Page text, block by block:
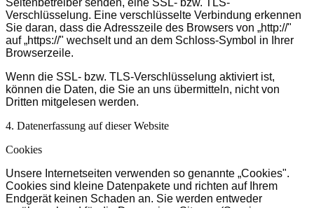
Verschlüsselung. Eine verschlüsselte Verbindung erkennen
Sie daran, dass die Adresszeile des Browsers von „http://"
auf „https://" wechselt und an dem Schloss-Symbol in Ihrer
Browserzeile.
Wenn die SSL- bzw. TLS-Verschlüsselung aktiviert ist,
können die Daten, die Sie an uns übermitteln, nicht von
Dritten mitgelesen werden.
4. Datenerfassung auf dieser Website
Cookies
Unsere Internetseiten verwenden so genannte „Cookies".
Cookies sind kleine Datenpakete und richten auf Ihrem
Endgerät keinen Schaden an. Sie werden entweder